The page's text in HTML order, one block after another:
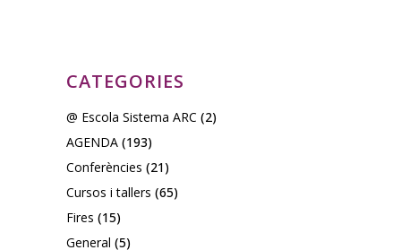
CATEGORIES
@ Escola Sistema ARC (2)
AGENDA (193)
Conferències (21)
Cursos i tallers (65)
Fires (15)
General (5)